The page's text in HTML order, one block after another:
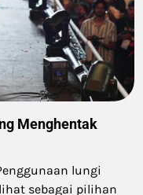
Menghentak
lungi
sebagai pilihan